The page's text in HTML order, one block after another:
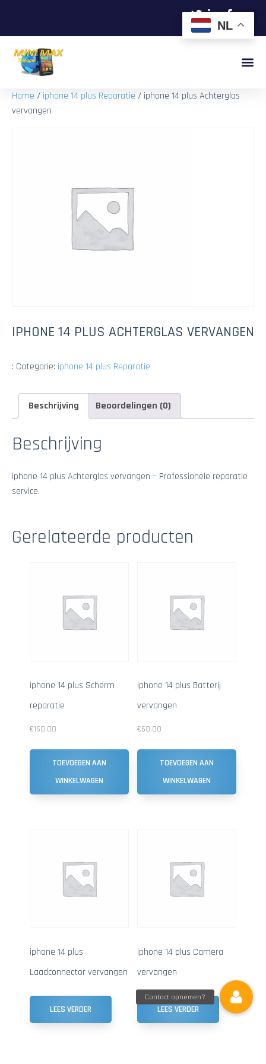
Home / iphone 14 plus Reparatie / iphone 14 plus Achterglas
vervangen
IPHONE 14 PLUS ACHTERGLAS VERVANGEN
: Categorie: iphone 14 plus Reparatie
Beschrijving Beoordelingen (0)
Beschrijving
iphone 14 plus Achterglas vervangen – Professionele reparatie
service.
Gerelateerde producten
iphone 14 plus Scherm
reparatie
€160.00
TOEVOEGEN AAN
WINKELWAGEN
iphone 14 plus Batterij
vervangen
€60.00
TOEVOEGEN AAN
WINKELWAGEN
iphone 14 plus
Laadconnector vervangen
LEES VERDER
iphone 14 plus Camera
vervangen
LEES VERDER
NL